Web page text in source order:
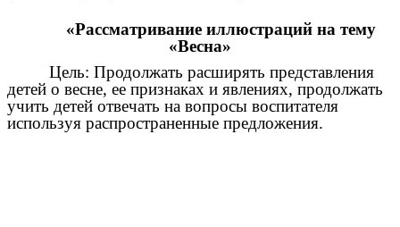
«Рассматривание иллюстраций на тему
«Весна»
Цель: Продолжать расширять представления
детей о весне, ее признаках и явлениях, продолжать
учить детей отвечать на вопросы воспитателя
используя распространенные предложения.